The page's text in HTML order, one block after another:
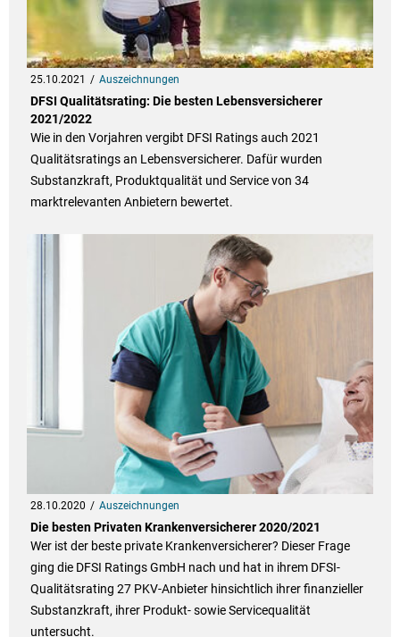
25.10.2021 Auszeichnungen
DFSI Qualitätsrating: Die besten Lebensversicherer
2021/2022
Wie in den Vorjahren vergibt DFSI Ratings auch 2021
Qualitätsratings an Lebensversicherer. Dafür wurden
Substanzkraft, Produktqualität und Service von 34
marktrelevanten Anbietern bewertet.
28.10.2020 Auszeichnungen
Die besten Privaten Krankenversicherer 2020/2021
Wer ist der beste private Krankenversicherer? Dieser Frage
ging die DFSI Ratings GmbH nach und hat in ihrem DFSI-
Qualitätsrating 27 PKV-Anbieter hinsichtlich ihrer finanzieller
Substanzkraft, ihrer Produkt- sowie Servicequalität
untersucht.